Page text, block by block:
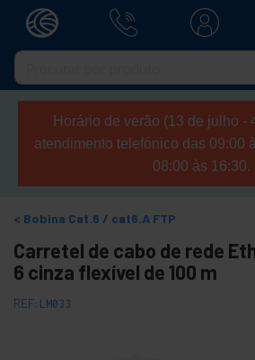
Horário de verão (13 de julho -
atendimento telefónico das 09:00
08:00 às 16:30.
Bobina Cat.6 / cat6.A FTP
Carretel de cabo de rede
6 cinza flexível de 100 m
REF: LM033